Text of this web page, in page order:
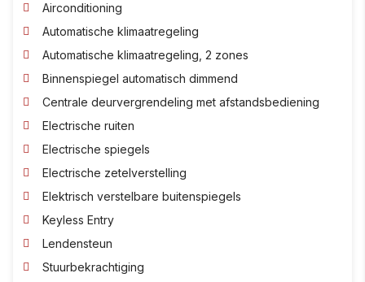
Airconditioning
Automatische klimaatregeling
Automatische klimaatregeling, 2 zones
Binnenspiegel automatisch dimmend
Centrale deurvergrendeling met afstandsbediening
Electrische ruiten
Electrische spiegels
Electrische zetelverstelling
Elektrisch verstelbare buitenspiegels
Keyless Entry
Lendensteun
Stuurbekrachtiging